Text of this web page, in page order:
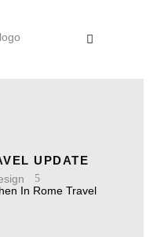
UPDATE
In Rome Travel